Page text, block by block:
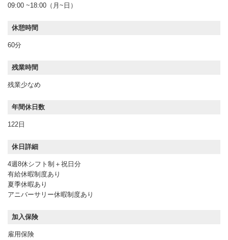
09:00 ~18:00（月~日）
休憩時間
60分
残業時間
残業少なめ
年間休日数
122日
休日詳細
4週8休シフト制＋祝日分
有給休暇制度あり
夏季休暇あり
アニバーサリー休暇制度あり
加入保険
雇用保険